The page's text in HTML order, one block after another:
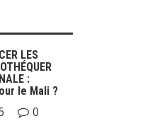
LES
:
le Mali ?
0